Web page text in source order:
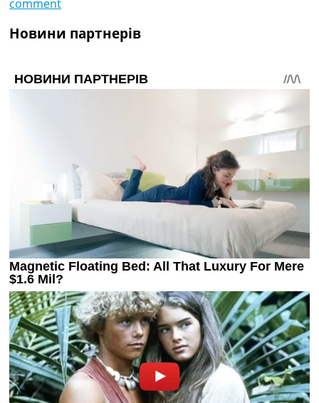
comment
Новини партнерів